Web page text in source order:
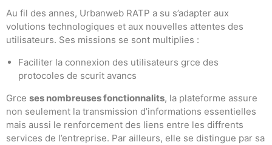
Au fil des annes, Urbanweb RATP a su s’adapter aux
volutions technologiques et aux nouvelles attentes des
utilisateurs. Ses missions se sont multiplies :
Faciliter la connexion des utilisateurs grce des
protocoles de scurit avancs
Grce ses nombreuses fonctionnalits, la plateforme assure
non seulement la transmission d’informations essentielles
mais aussi le renforcement des liens entre les diffrents
services de l’entreprise. Par ailleurs, elle se distingue par sa